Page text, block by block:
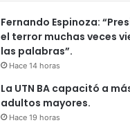
Fernando Espinoza:
el terror muchas veces
las palabras”.
Hace 14 horas
La UTN BA capacitó a
adultos mayores.
Hace 19 horas